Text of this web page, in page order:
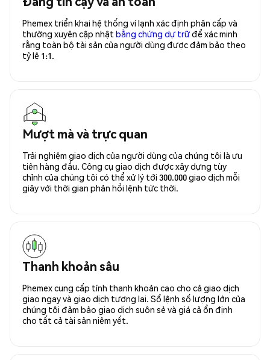
Phemex triển khai hệ thống ví lạnh xác định phân cấp và
thường xuyên cập nhật bằng chứng dự trữđể xác minh
rằng toàn bộ tài sản của người dùng được đảm bảo theo
tỷ lệ 1:1.
Mượt mà và trực quan
Trải nghiệm giao dịch của người dùng của chúng tôi là ưu
tiên hàng đầu. Công cụ giao dịch được xây dựng tùy
chỉnh của chúng tôi có thể xử lý tới 300.000 giao dịch mỗi
giây với thời gian phản hồi lệnh tức thời.
Thanh khoản sâu
Phemex cung cấp tính thanh khoản cao cho cả giao dịch
giao ngay và giao dịch tương lai. Sổ lệnh số lượng lớn của
chúng tôi đảm bảo giao dịch suôn sẻ và giá cả ổn định
cho tất cả tài sản niêm yết.